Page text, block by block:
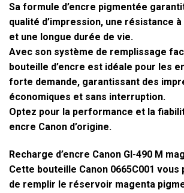
Sa formule d’encre pigmentée
qualité d’impression, une résistance
et une longue durée de vie.
Avec son système de remplissage
bouteille d’encre est idéale pour les
forte demande, garantissant des
économiques et sans interruption.
Optez pour la performance et la
encre Canon d’origine.
Recharge d’encre Canon GI-490 M
Cette bouteille Canon 0665C001 vous
de remplir le réservoir magenta